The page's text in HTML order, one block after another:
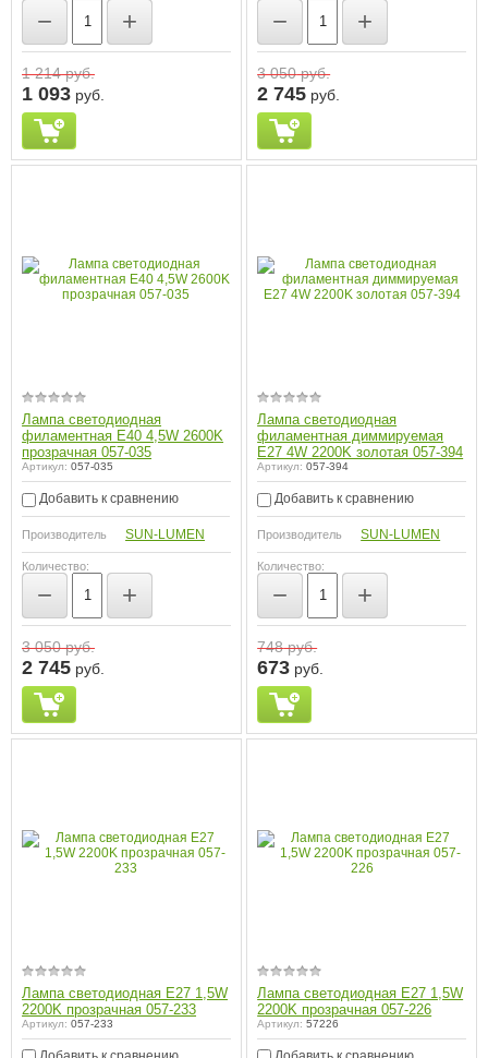
− +
1 214руб.
1 093 руб.
− +
3 050руб.
2 745 руб.
Лампа светодиодная
филаментная E40 4,5W 2600K
прозрачная 057-035
Артикул: 057-035
Добавить к сравнению
Производитель SUN-LUMEN
Количество:
− +
3 050руб.
2 745 руб.
Лампа светодиодная
филаментная диммируемая
E27 4W 2200K золотая 057-394
Артикул: 057-394
Добавить к сравнению
Производитель SUN-LUMEN
Количество:
− +
748руб.
673 руб.
Лампа светодиодная E27 1,5W
2200K прозрачная 057-233
Артикул: 057-233
Лампа светодиодная E27 1,5W
2200K прозрачная 057-226
Артикул: 57226